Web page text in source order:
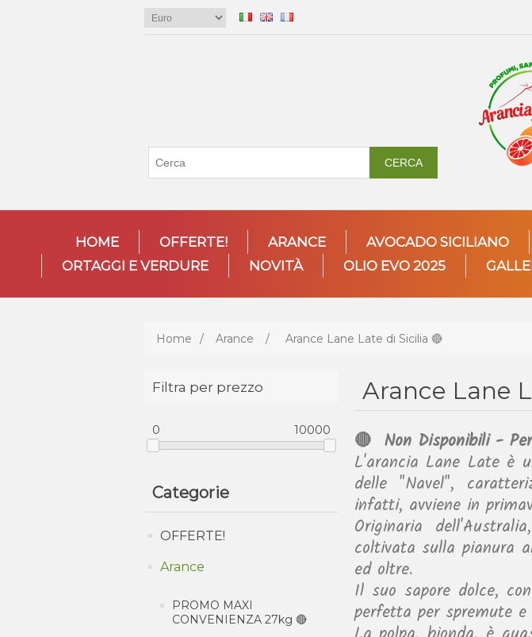
CERCA
HOME OFFERTE! ARANCE AVOCADO SICILIANO
ORTAGGI E VERDURE
NOVITÀ OLIO EVO 2025
Home / Arance / Arance Lane Late di Sicilia 🔴
Filtra per prezzo
0 10000
Categorie
OFFERTE!
Arance
PROMO MAXI
CONVENIENZA 27kg 🔴
Arance Lane
🔴 Non Disponibili -
L'arancia Lane Late è
delle "Navel",
infatti, avviene in
Originaria
coltivata sulla pianura
ed oltre.
Il suo sapore dolce,
perfetta per spremute